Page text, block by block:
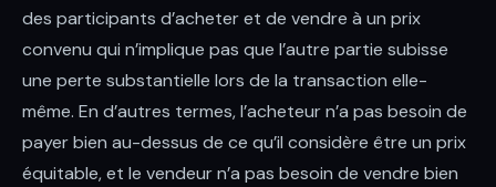
des participants d’acheter et de vendre à un prix
convenu qui n’implique pas que l’autre partie subisse
une perte substantielle lors de la transaction elle-
même. En d’autres termes, l’acheteur n’a pas besoin de
payer bien au-dessus de ce qu’il considère être un prix
équitable, et le vendeur n’a pas besoin de vendre bien